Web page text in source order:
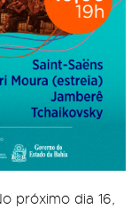
próximo dia 16,